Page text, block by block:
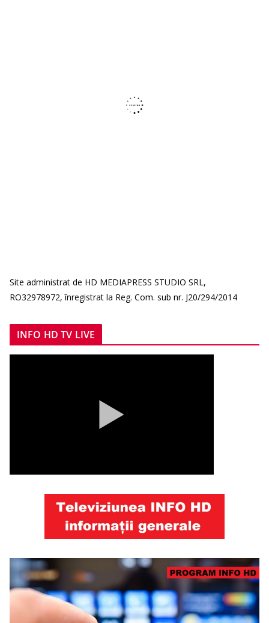
Site administrat de HD MEDIAPRESS STUDIO SRL,
RO32978972, înregistrat la Reg. Com. sub nr. J20/294/2014
INFO HD TV LIVE